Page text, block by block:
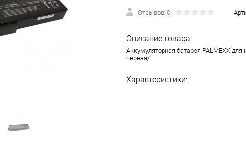
Отзывов: 0
Описание товара:
Аккумуляторная батарея PALMEXX
чёрная/
Характеристики: